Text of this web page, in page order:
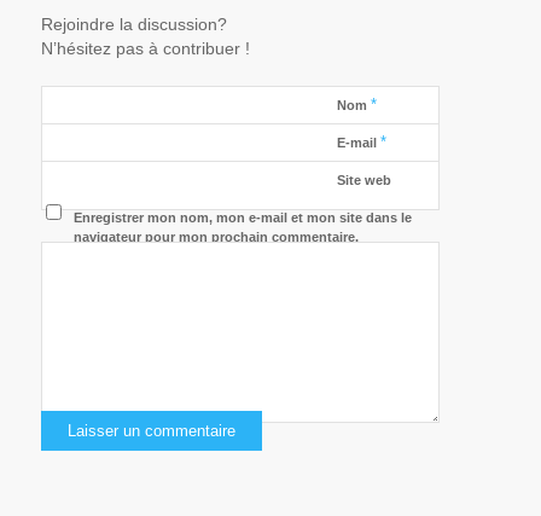
Rejoindre la discussion?
N’hésitez pas à contribuer !
Nom *
E-mail *
Site web
Enregistrer mon nom, mon e-mail et mon site dans le
navigateur pour mon prochain commentaire.